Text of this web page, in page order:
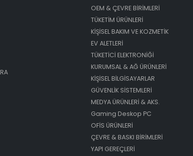
OEM & ÇEVRE BİRİMLERİ
TÜKETİM ÜRÜNLERİ
KİŞİSEL BAKIM VE KOZMETİK
EV ALETLERİ
TÜKETİCİ ELEKTRONİĞİ
KURUMSAL & AĞ ÜRÜNLERİ
KİŞİSEL BİLGİSAYARLAR
GÜVENLİK SİSTEMLERİ
MEDYA ÜRÜNLERİ & AKS.
Gaming Deskop PC
OFİS ÜRÜNLERİ
ÇEVRE & BASKI BİRİMLERİ
YAPI GEREÇLERİ